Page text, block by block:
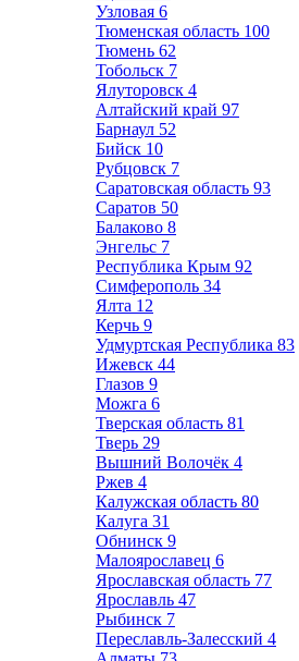
Узловая 6
Тюменская область 100
Тюмень 62
Тобольск 7
Ялуторовск 4
Алтайский край 97
Барнаул 52
Бийск 10
Рубцовск 7
Саратовская область 93
Саратов 50
Балаково 8
Энгельс 7
Республика Крым 92
Симферополь 34
Ялта 12
Керчь 9
Удмуртская Республика 83
Ижевск 44
Глазов 9
Можга 6
Тверская область 81
Тверь 29
Вышний Волочёк 4
Ржев 4
Калужская область 80
Калуга 31
Обнинск 9
Малоярославец 6
Ярославская область 77
Ярославль 47
Рыбинск 7
Переславль-Залесский 4